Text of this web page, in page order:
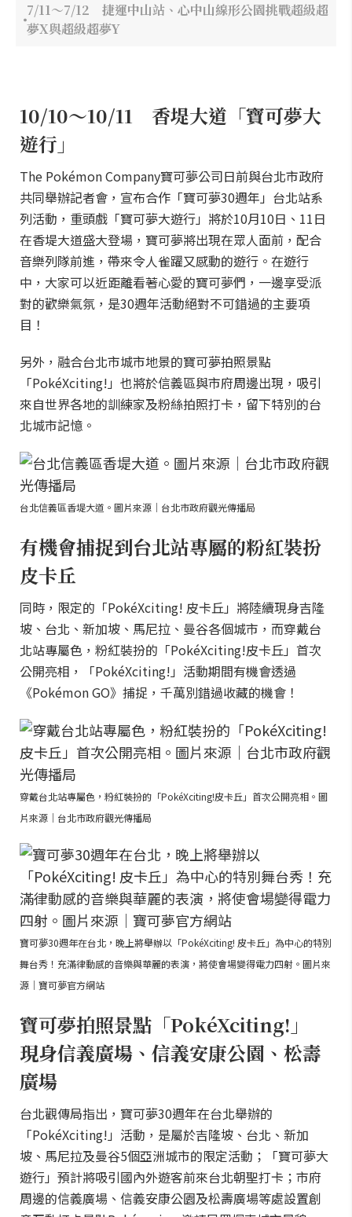
7/11～7/12 捷運中山站、心中山線形公園挑戰超級超
夢X與超級超夢Y
10/10～10/11 香堤大道「寶可夢大
遊行」
The Pokémon Company寶可夢公司日前與台北市政府
共同舉辦記者會，宣布合作「寶可夢30週年」台北站系
列活動，重頭戲「寶可夢大遊行」將於10月10日、11日
在香堤大道盛大登場，寶可夢將出現在眾人面前，配合
音樂列隊前進，帶來令人雀躍又感動的遊行。在遊行
中，大家可以近距離看著心愛的寶可夢們，一邊享受派
對的歡樂氣氛，是30週年活動絕對不可錯過的主要項
目！
另外，融合台北市城市地景的寶可夢拍照景點
「PokéXciting!」也將於信義區與市府周邊出現，吸引
來自世界各地的訓練家及粉絲拍照打卡，留下特別的台
北城市記憶。
台北信義區香堤大道。圖片來源｜台北市政府觀光傳播局
有機會捕捉到台北站專屬的粉紅裝扮
皮卡丘
同時，限定的「PokéXciting! 皮卡丘」將陸續現身吉隆
坡、台北、新加坡、馬尼拉、曼谷各個城市，而穿戴台
北站專屬色，粉紅裝扮的「PokéXciting!皮卡丘」首次
公開亮相，「PokéXciting!」活動期間有機會透過
《Pokémon GO》捕捉，千萬別錯過收藏的機會！
穿戴台北站專屬色，粉紅裝扮的「PokéXciting!皮卡丘」首次公開亮相。圖
片來源｜台北市政府觀光傳播局
寶可夢30週年在台北，晚上將舉辦以「PokéXciting! 皮卡丘」為中心的特別
舞台秀！充滿律動感的音樂與華麗的表演，將使會場變得電力四射。圖片來
源｜寶可夢官方網站
寶可夢拍照景點「PokéXciting!」
現身信義廣場、信義安康公園、松壽
廣場
台北觀傳局指出，寶可夢30週年在台北舉辦的
「PokéXciting!」活動，是屬於吉隆坡、台北、新加
坡、馬尼拉及曼谷5個亞洲城市的限定活動；「寶可夢大
遊行」預計將吸引國內外遊客前來台北朝聖打卡；市府
周邊的信義廣場、信義安康公園及松壽廣場等處設置創